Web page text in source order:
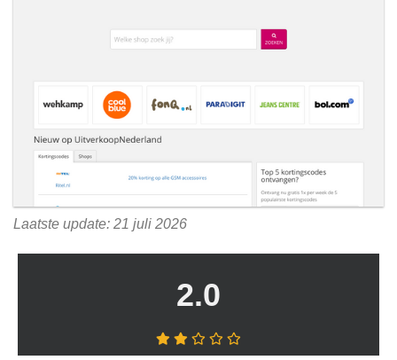
Laatste update: 21 juli 2026
2.0